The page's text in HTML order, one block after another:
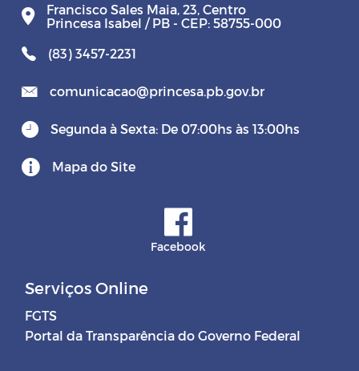
Francisco Sales Maia, 23, Centro
Princesa Isabel / PB - CEP: 58755-000
(83) 3457-2231
comunicacao@princesa.pb.gov.br
Segunda à Sexta: De 07:00hs às 13:00hs
Mapa do Site
Facebook
Serviços Online
FGTS
Portal da Transparência do Governo Federal